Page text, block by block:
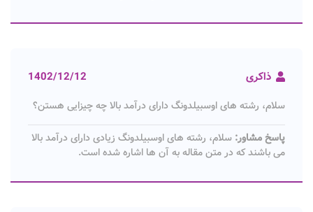
ذاکری 1402/12/12
سلام، رشته های اوسبیلدونگ دارای درآمد بالا چه چیزایی هستن؟
پاسخ مشاور: سلام، رشته های اوسبیلدونگ زیادی دارای درآمد بالا
می باشند که در متن مقاله به آن ها اشاره شده است.